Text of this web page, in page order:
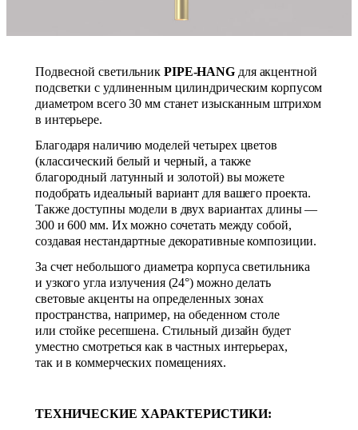
Подвесной светильник PIPE-HANG для акцентной
подсветки с удлиненным цилиндрическим корпусом
диаметром всего 30 мм станет изысканным штрихом
в интерьере.
Благодаря наличию моделей четырех цветов
(классический белый и черный, а также
благородный латунный и золотой) вы можете
подобрать идеальный вариант для вашего проекта.
Также доступны модели в двух вариантах длины —
300 и 600 мм. Их можно сочетать между собой,
создавая нестандартные декоративные композиции.
За счет небольшого диаметра корпуса светильника
и узкого угла излучения (24°) можно делать
световые акценты на определенных зонах
пространства, например, на обеденном столе
или стойке ресепшена. Стильный дизайн будет
уместно смотреться как в частных интерьерах,
так и в коммерческих помещениях.
ТЕХНИЧЕСКИЕ ХАРАКТЕРИСТИКИ: